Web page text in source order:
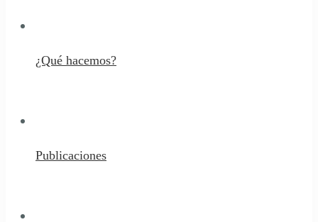
¿Qué hacemos?
Publicaciones